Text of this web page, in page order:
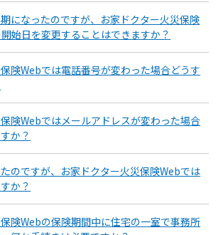
になったのですが、お家ドクター火災保険
始日を変更することはできますか？
険Webでは電話番号が変わった場合どうす
険Webではメールアドレスが変わった場合
か？
のですが、お家ドクター火災保険Webでは
か？
険Webの保険期間中に住宅の一室で事務所